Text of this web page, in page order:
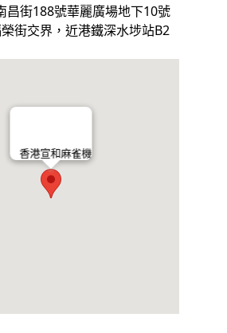
昌街188號華麗廣場地下10號
街交界，近港鐵深水埗站B2
香港宣和麻雀機